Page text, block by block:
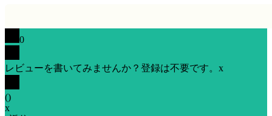
0
レビューを書いてみませんか？登録は不要です。 x
()
x